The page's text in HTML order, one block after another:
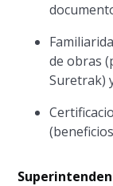
de obras
Suretrak)